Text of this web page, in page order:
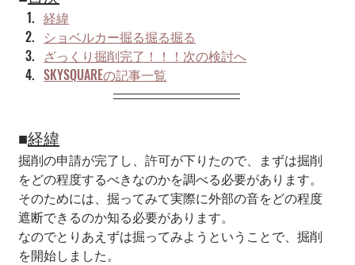
経緯
ショベルカー掘る掘る掘る
ざっくり掘削完了！！！次の検討へ
SKYSQUAREの記事一覧
■経緯
掘削の申請が完了し、許可が下りたので、まずは掘削
をどの程度するべきなのかを調べる必要があります。
そのためには、掘ってみて実際に外部の音をどの程度
遮断できるのか知る必要があります。
なのでとりあえずは掘ってみようということで、掘削
を開始しました。